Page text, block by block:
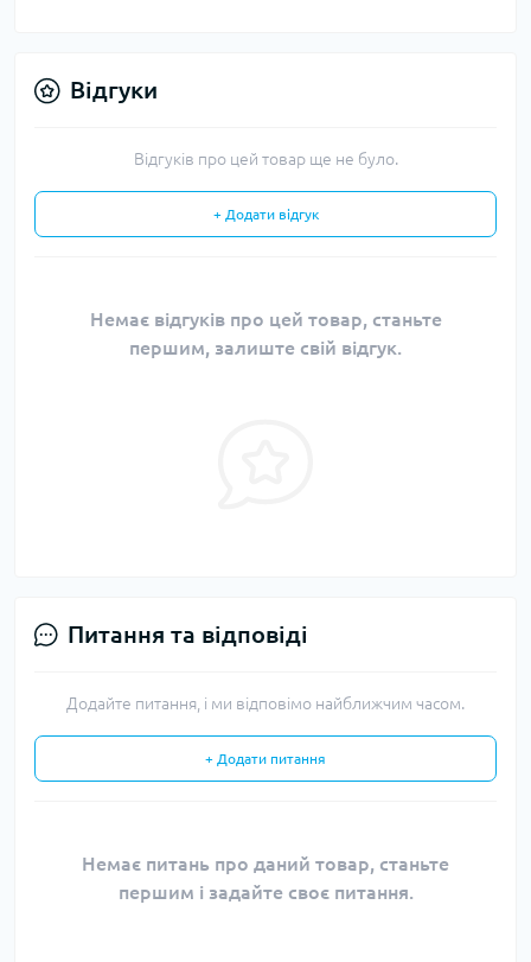
Відгуки
Відгуків про цей товар ще не було.
+ Додати відгук
Немає відгуків про цей товар, станьте
першим, залиште свій відгук.
Питання та відповіді
Додайте питання, і ми відповімо найближчим часом.
+ Додати питання
Немає питань про даний товар, станьте
першим і задайте своє питання.